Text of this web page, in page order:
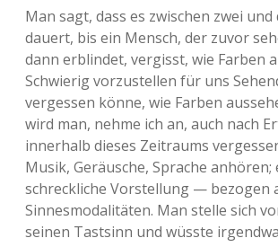
Man sagt, dass es zwischen zwei und
dauert, bis ein Mensch, der zuvor
dann erblindet, vergisst, wie Farben
Schwierig vorzustellen für uns
vergessen könne, wie Farben
wird man, nehme ich an, auch nach
innerhalb dieses Zeitraums
Musik, Geräusche, Sprache anhören;
schreckliche Vorstellung — bezogen
Sinnesmodalitäten. Man stelle sich
seinen Tastsinn und wüsste